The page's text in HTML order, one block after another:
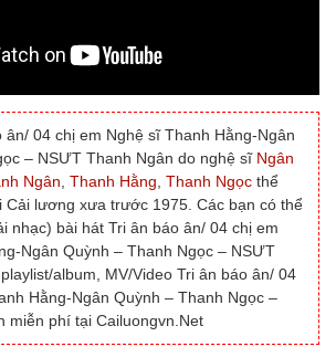
ân/ 04 chị em Nghệ sĩ Thanh Hằng-Ngân
– NSƯT Thanh Ngân do nghệ sĩ Ngân
Ngân Thanh Hằng Thanh Ngọc thể
Cải lương xưa trước 1975. Các bạn có thể
nhạc) bài hát Tri ân báo ân/ 04 chị em
Ngân Quỳnh – Thanh Ngọc – NSƯT
album, MV/Video Tri ân báo ân/ 04
Hằng-Ngân Quỳnh – Thanh Ngọc –
miễn phí tại Cailuongvn.Net